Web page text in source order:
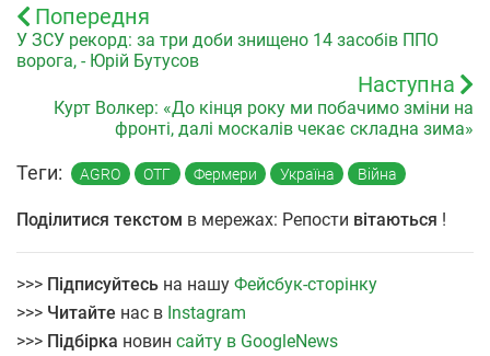
Попередня
У ЗСУ рекорд: за три доби знищено 14 засобів ППО
ворога, - Юрій Бутусов
Наступна
Курт Волкер: «До кінця року ми побачимо зміни на
фронті, далі москалів чекає складна зима»
Теги: AGRO ОТГ Фермери Україна Війна
Поділитися текстом в мережах: Репости вітаються !
>>> Підписуйтесь на нашу Фейсбук-сторінку
>>> Читайте нас в Instagram
>>> Підбірка новин сайту в GoogleNews